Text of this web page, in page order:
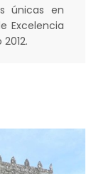
únicas en
Excelencia